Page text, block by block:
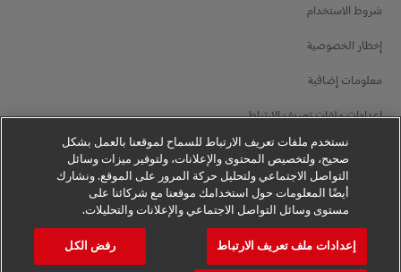
شروط الاستخدام
إخطار الخصوصية
معلومات إضافية
إعدادات ملفات تعريف الارتباط
2026 © - جميع الحقوق محفوظة
نستخدم ملفات تعريف الارتباط للسماح لموقعنا بالعمل بشكل
صحيح، ولتخصيص المحتوى والإعلانات، ولتوفير ميزات وسائل
التواصل الاجتماعي ولتحليل حركة المرور على الموقع. ونشارك
أيضًا المعلومات حول استخدامك موقعنا مع شركائنا على
مستوى وسائل التواصل الاجتماعي والإعلانات والتحليلات.
إعدادات ملف تعريف الارتباط رفض الكل